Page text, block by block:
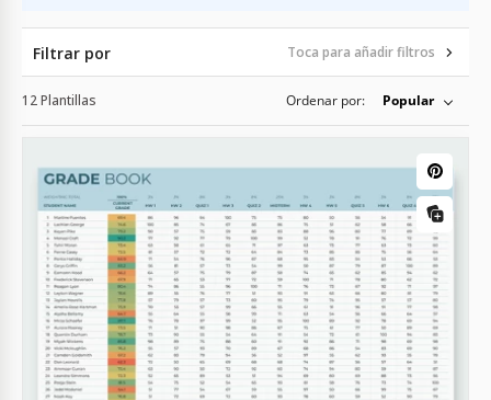
Filtrar por Toca para añadir filtros
12 Plantillas Ordenar por: Popular